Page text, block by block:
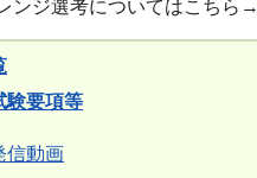
ンジ選考についてはこちら→
験要項等
信動画